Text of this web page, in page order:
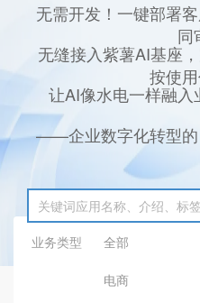
无需开发！一键部署
同
无缝接入紫薯AI基座
按使
让AI像水电一样融入
——企业数字化转型的
业务类型
全部
电商